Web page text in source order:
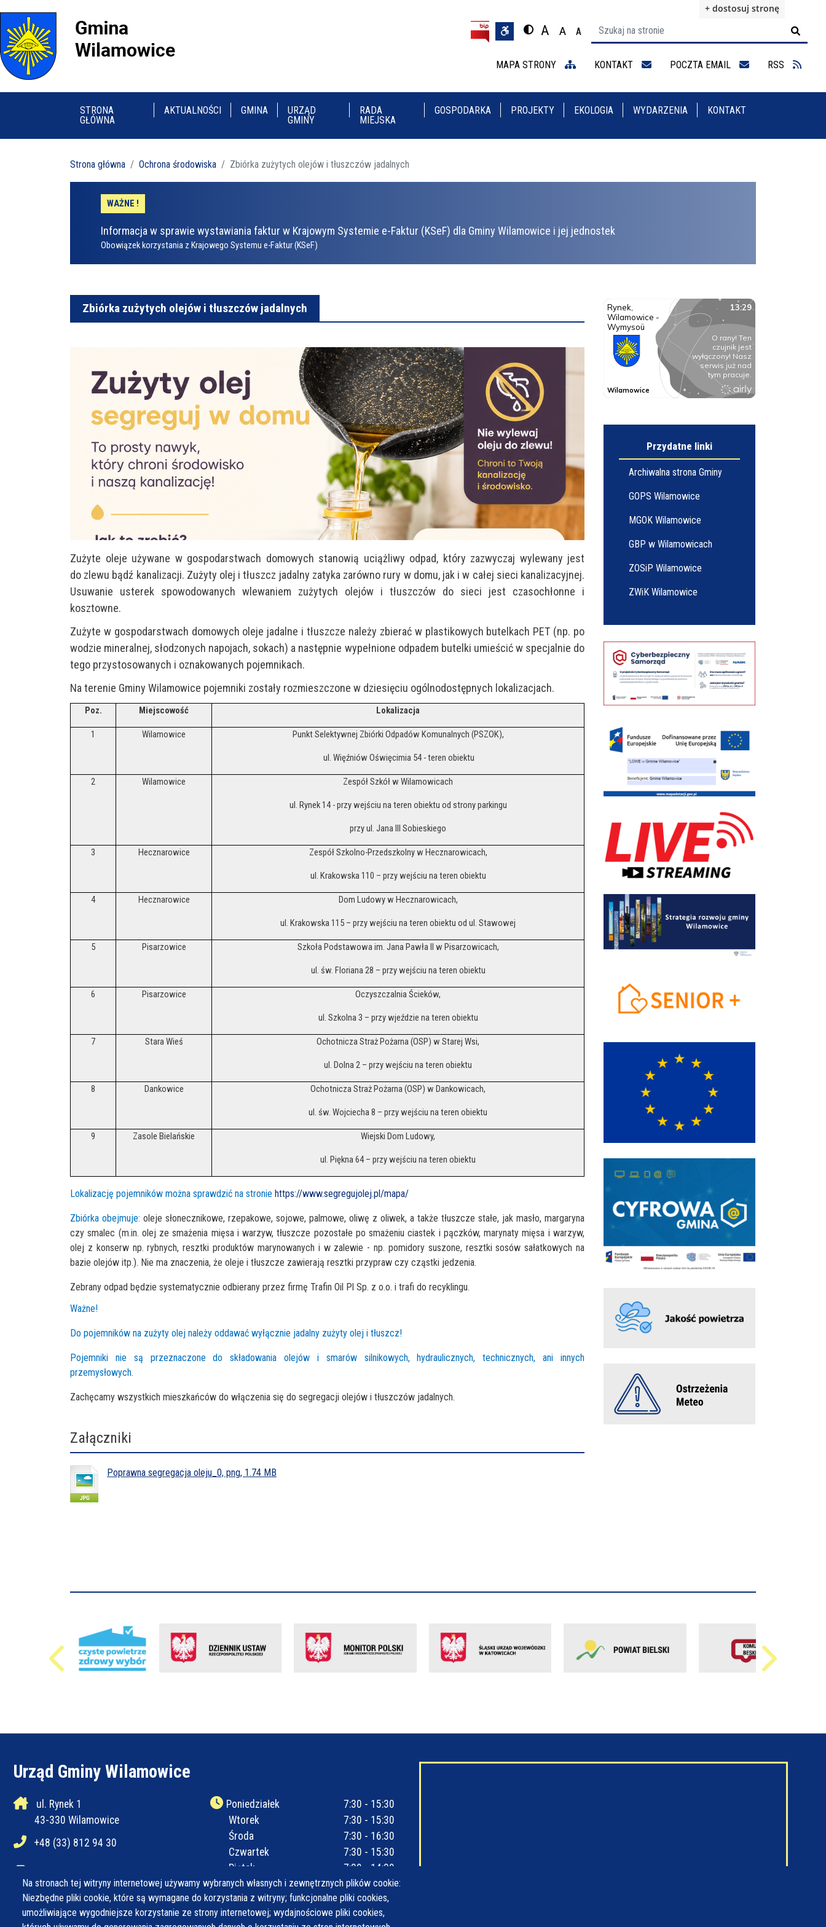
+ dostosuj stronę
Na stronach tej witryny internetowej używamy wybranych własnych i zewnętrznych plików cookie:
Niezbędne pliki cookie, które są wymagane do korzystania z witryny; funkcjonalne pliki cookies,
umożliwiające wygodniejsze korzystanie ze strony internetowej; wydajnościowe pliki cookies,
Przełącz na motyw wysokiej widoczności
A
A
Ustaw rozmiar czcionki na 125%
A
Ustaw rozmiar czcionki na 100%

MAPA STRONY KONTAKT POCZTA EMAIL RSS
STRONA
GŁÓWNA
AKTUALNOŚCI GMINA
URZĄD
GMINY
RADA
MIEJSKA
GOSPODARKA PROJEKTY EKOLOGIA WYDARZENIA KONTAKT
Strona główna Ochrona środowiska Zbiórka zużytych olejów i tłuszczów jadalnych
WAŻNE !
Informacja w sprawie wystawiania faktur w Krajowym Systemie e-Faktur (KSeF) dla Gminy Wilamowice i jej jednostek
Obowiązek korzystania z Krajowego Systemu e-Faktur (KSeF)
Zbiórka zużytych olejów i tłuszczów jadalnych
Zużyte oleje używane w gospodarstwach domowych stanowią uciążliwy odpad, który zazwyczaj wylewany jest
do zlewu bądź kanalizacji. Zużyty olej i tłuszcz jadalny zatyka zarówno rury w domu, jak i w całej sieci kanalizacyjnej.
Usuwanie usterek spowodowanych wlewaniem zużytych olejów i tłuszczów do sieci jest czasochłonne i
kosztowne.
Zużyte w gospodarstwach domowych oleje jadalne i tłuszcze należy zbierać w plastikowych butelkach PET (np. po
wodzie mineralnej, słodzonych napojach, sokach) a następnie wypełnione odpadem butelki umieścić w specjalnie do
tego przystosowanych i oznakowanych pojemnikach.
Na terenie Gminy Wilamowice pojemniki zostały rozmieszczone w dziesięciu ogólnodostępnych lokalizacjach.
Poz. Miejscowość Lokalizacja
1 Wilamowice Punkt Selektywnej Zbiórki Odpadów Komunalnych (PSZOK),
ul. Więźniów Oświęcimia 54 - teren obiektu
2 Wilamowice Zespół Szkół w Wilamowicach
ul. Rynek 14 - przy wejściu na teren obiektu od strony parkingu
przy ul. Jana III Sobieskiego
3 Hecznarowice Zespół Szkolno-Przedszkolny w Hecznarowicach,
ul. Krakowska 110 – przy wejściu na teren obiektu
4 Hecznarowice Dom Ludowy w Hecznarowicach,
ul. Krakowska 115 – przy wejściu na teren obiektu od ul. Stawowej
5 Pisarzowice Szkoła Podstawowa im. Jana Pawła II w Pisarzowicach,
ul. św. Floriana 28 – przy wejściu na teren obiektu
6 Pisarzowice Oczyszczalnia Ścieków,
ul. Szkolna 3 – przy wjeździe na teren obiektu
7 Stara Wieś Ochotnicza Straż Pożarna (OSP) w Starej Wsi,
ul. Dolna 2 – przy wejściu na teren obiektu
8 Dankowice Ochotnicza Straż Pożarna (OSP) w Dankowicach,
ul. św. Wojciecha 8 – przy wejściu na teren obiektu
9 Zasole Bielańskie Wiejski Dom Ludowy,
ul. Piękna 64 – przy wejściu na teren obiektu
Lokalizację pojemników można sprawdzić na stronie https://www.segregujolej.pl/mapa/
Zbiórka obejmuje: oleje słonecznikowe, rzepakowe, sojowe, palmowe, oliwę z oliwek, a także tłuszcze stałe, jak masło, margaryna
czy smalec (m.in. olej ze smażenia mięsa i warzyw, tłuszcze pozostałe po smażeniu ciastek i pączków, marynaty mięsa i warzyw,
olej z konserw np. rybnych, resztki produktów marynowanych i w zalewie - np. pomidory suszone, resztki sosów sałatkowych na
bazie olejów itp.). Nie ma znaczenia, że oleje i tłuszcze zawierają resztki przypraw czy cząstki jedzenia.
Zebrany odpad będzie systematycznie odbierany przez firmę Trafin Oil Pl Sp. z o.o. i trafi do recyklingu.
Ważne!
Do pojemników na zużyty olej należy oddawać wyłącznie jadalny zużyty olej i tłuszcz!
Pojemniki nie są przeznaczone do składowania olejów i smarów silnikowych, hydraulicznych, technicznych, ani innych
przemysłowych.
Zachęcamy wszystkich mieszkańców do włączenia się do segregacji olejów i tłuszczów jadalnych.
Załączniki
Poprawna segregacja oleju_0, png, 1.74 MB
Przydatne linki
Archiwalna strona Gminy
GOPS Wilamowice
MGOK Wilamowice
GBP w Wilamowicach
ZOSiP Wilamowice
ZWiK Wilamowice
Urząd Gminy Wilamowice
ul. Rynek 1
43-330 Wilamowice
+48 (33) 812 94 30
ug@wilamowice.pl
Poniedziałek
7:30 - 15:30
Wtorek
7:30 - 15:30
Środa
7:30 - 16:30
Czwartek
7:30 - 15:30
Piątek
7:30 - 14:30